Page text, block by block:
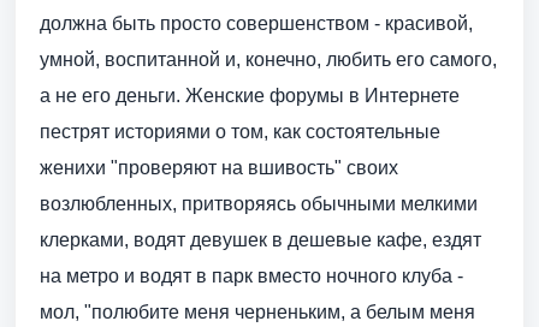
должна быть просто совершенством - красивой,
умной, воспитанной и, конечно, любить его самого,
а не его деньги. Женские форумы в Интернете
пестрят историями о том, как состоятельные
женихи "проверяют на вшивость" своих
возлюбленных, притворяясь обычными мелкими
клерками, водят девушек в дешевые кафе, ездят
на метро и водят в парк вместо ночного клуба -
мол, "полюбите меня черненьким, а белым меня